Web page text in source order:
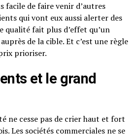
facile de faire venir d’autres
qui vont eux aussi alerter des
qualité fait plus d’effet qu’un
de la cible. Et c’est une règle
prioriser.
et le grand
ne cesse pas de crier haut et fort
Les sociétés commerciales ne se